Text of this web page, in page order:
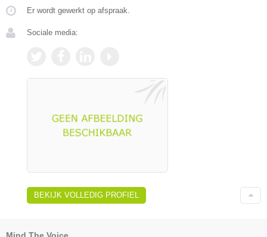
Er wordt gewerkt op afspraak.
Sociale media:
BEKIJK VOLLEDIG PROFIEL
Mind The Voice